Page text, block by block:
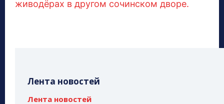
живодёрах в другом сочинском дворе.
Лента новостей
Лента новостей